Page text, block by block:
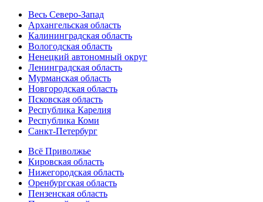
Весь Северо-Запад
Архангельская область
Калининградская область
Вологодская область
Ненецкий автономный округ
Ленинградская область
Мурманская область
Новгородская область
Псковская область
Республика Карелия
Республика Коми
Санкт-Петербург
Всё Приволжье
Кировская область
Нижегородская область
Оренбургская область
Пензенская область